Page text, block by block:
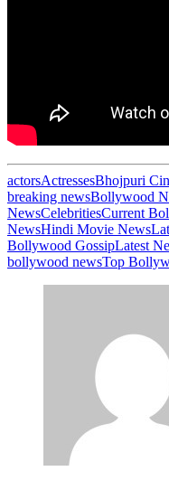
actorsActressesBhojpuri
breaking newsBollywood
NewsCelebritiesCurrent
NewsHindi Movie News
Bollywood GossipLatest
bollywood newsTop